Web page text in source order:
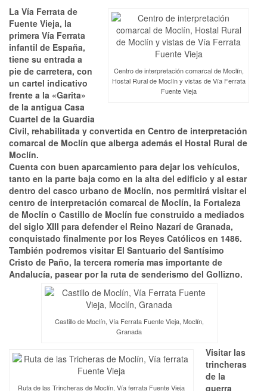
Centro de interpretación comarcal de Moclín,
Hostal Rural de Moclín y vistas de Vía Ferrata
Fuente Vieja
La Vía Ferrata de
Fuente Vieja, la
primera Vía Ferrata
infantil de España,
tiene su entrada a
pie de carretera, con
un cartel indicativo
frente a la «Garita»
de la antigua Casa
Cuartel de la Guardia
Civil, rehabilitada y convertida en Centro de interpretación
comarcal de Moclín que alberga además el Hostal Rural de
Moclín.
Cuenta con buen aparcamiento para dejar los vehículos,
tanto en la parte baja como en la alta del edificio y al estar
dentro del casco urbano de Moclín, nos permitirá visitar el
centro de interpretación comarcal de Moclín, la Fortaleza
de Moclín o Castillo de Moclín fue construido a mediados
del siglo XIII para defender el Reino Nazarí de Granada,
conquistado finalmente por los Reyes Católicos en 1486.
También podremos visitar El Santuario del Santísimo
Cristo de Paño, la tercera romería mas importante de
Andalucía, pasear por la ruta de senderismo del Gollizno.
Castillo de Moclín, Vía Ferrata Fuente Vieja, Moclín,
Granada
Ruta de las Trincheras de Moclín, Vía ferrata Fuente Vieja
Visitar las
trincheras
de la
guerra